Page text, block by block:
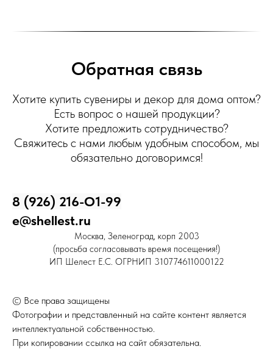
Обратная связь
Хотите купить сувениры и декор для дома оптом?
Есть вопрос о нашей продукции?
Хотите предложить сотрудничество?
Свяжитесь с нами любым удобным способом, мы
обязательно договоримся!
8 (926) 216-О1-99
e@shellest.ru
Москва, Зеленоград, корп 2003
(просьба согласовывать время посещения!)
ИП Шелест Е.С. ОГРНИП 310774611000122
© Все права защищены
Фотографии и представленный на сайте контент является
интеллектуальной собственностью.
При копировании ссылка на сайт обязательна.